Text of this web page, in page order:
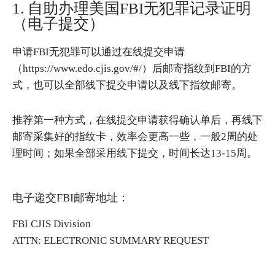
1. 自助办理美国FBI无犯罪记录证明
（电子提交）
申请FBI无犯罪可以通过在线提交申请
（https://www.edo.cjis.gov/#/）后邮寄指纹到FBI的方
式，也可以全部线下提交申请以及线下指纹邮寄。
推荐第一种方式，在线提交申请获得确认单后，再线下
邮寄采集好的指纹卡，效率会更高一些，一般2周的处
理时间；如果全部采用线下提交，时间长达13-15周。
电子递交FBI邮寄地址：
FBI CJIS Division
ATTN: ELECTRONIC SUMMARY REQUEST